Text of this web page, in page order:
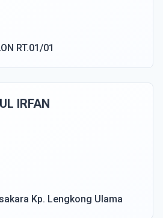
RT.01/01
IRFAN
Kp. Lengkong Ulama